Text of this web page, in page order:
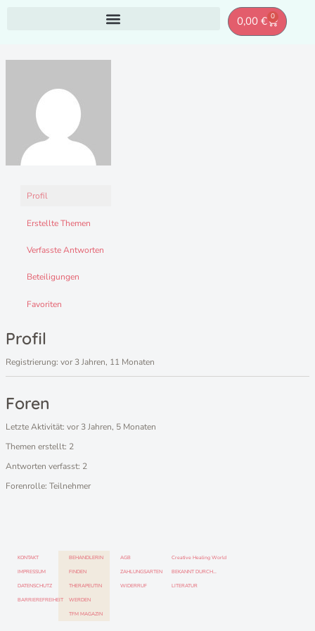
0,00 € 0
Profil
Erstellte Themen
Verfasste Antworten
Beteiligungen
Favoriten
Profil
Registrierung: vor 3 Jahren, 11 Monaten
Foren
Letzte Aktivität: vor 3 Jahren, 5 Monaten
Themen erstellt: 2
Antworten verfasst: 2
Forenrolle: Teilnehmer
KONTAKT
IMPRESSUM
DATENSCHUTZ
BARRIEREFREIHEIT
BEHANDLERIN
FINDEN
THERAPEUTIN
WERDEN
TFM MAGAZIN
Creative Healing World
BEKANNT DURCH…
LITERATUR
AGB
ZAHLUNGSARTEN
WIDERRUF